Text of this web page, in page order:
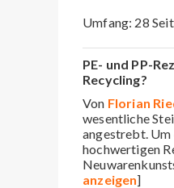
Umfang: 28
PE- und PP-
Recycling?
Von Florian
wesentliche
angestrebt. Um
hochwertigen
anzeigen]